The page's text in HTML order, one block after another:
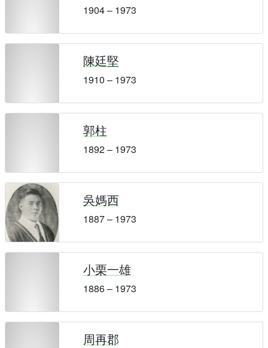
1904 – 1973
陳廷堅
1910 – 1973
郭柱
1892 – 1973
吳媽西
1887 – 1973
小栗一雄
1886 – 1973
周再郡